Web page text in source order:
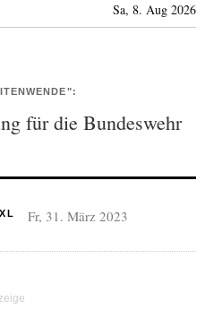
Sa, 8. Aug 2026
für die Bundeswehr
Fr, 31. März 2023